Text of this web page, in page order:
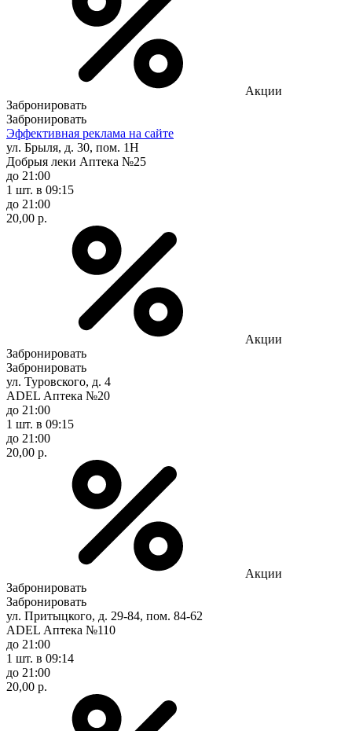
Акции
Забронировать
Забронировать
Эффективная реклама на сайте
ул. Брыля, д. 30, пом. 1Н
Добрыя леки Аптека №25
до 21:00
1 шт. в 09:15
до 21:00
20,00 р.
Акции
Забронировать
Забронировать
ул. Туровского, д. 4
ADEL Аптека №20
до 21:00
1 шт. в 09:15
до 21:00
20,00 р.
Акции
Забронировать
Забронировать
ул. Притыцкого, д. 29-84, пом. 84-62
ADEL Аптека №110
до 21:00
1 шт. в 09:14
до 21:00
20,00 р.